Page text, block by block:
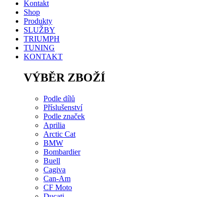
Kontakt
Shop
Produkty
SLUŽBY
TRIUMPH
TUNING
KONTAKT
VÝBĚR ZBOŽÍ
Podle dílů
Příslušenství
Podle značek
Aprilia
Arctic Cat
BMW
Bombardier
Buell
Cagiva
Can-Am
CF Moto